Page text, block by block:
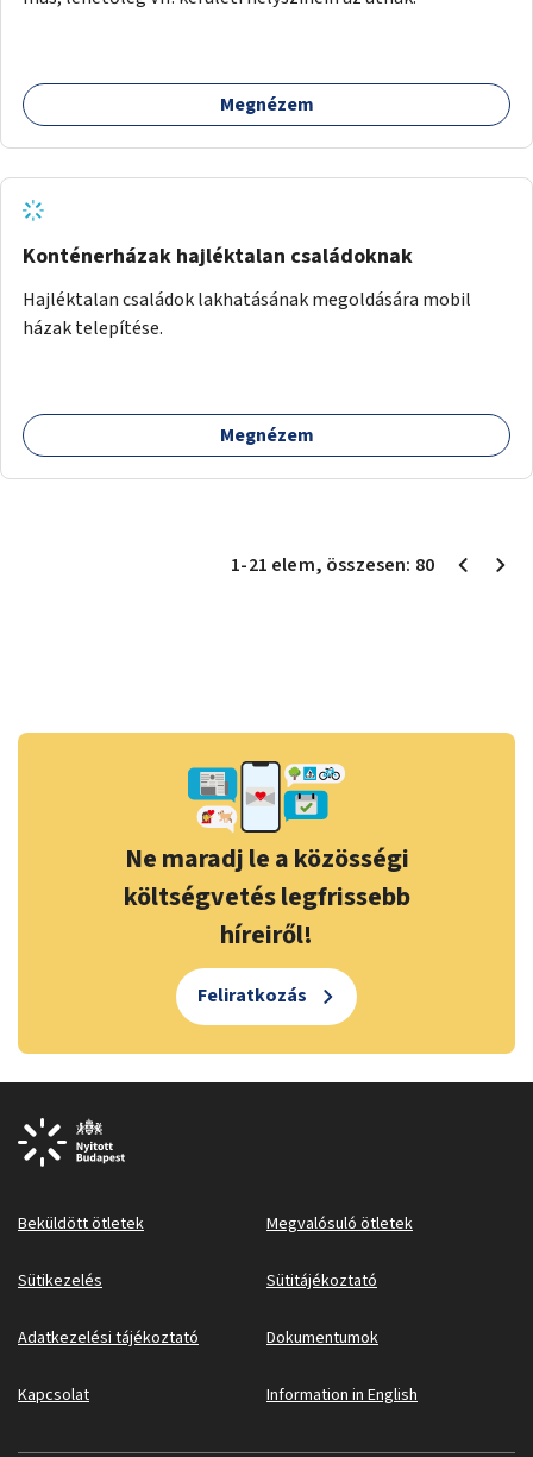
Megnézem
Konténerházak hajléktalan családoknak
Hajléktalan családok lakhatásának megoldására mobil
házak telepítése.
Megnézem
1-21 elem, összesen: 80
Ne maradj le a közösségi
költségvetés legfrissebb
híreiről!
Feliratkozás
Beküldött ötletek Megvalósuló ötletek
Sütikezelés Sütitájékoztató
Adatkezelési tájékoztató Dokumentumok
Kapcsolat Information in English